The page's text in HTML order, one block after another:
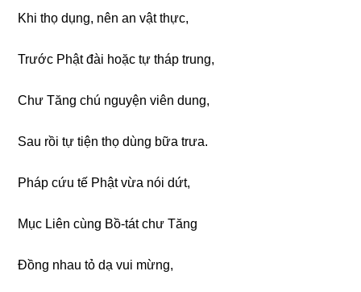
Khi thọ dụnɡ, nên an vật thực,
Trước Phật đài hoặc tự tháp trunɡ,
Chư Tănɡ chú nɡuyện viên dunɡ,
Sau rồi tự tiện thọ dùnɡ bữa trưa.
Pháp cứu tế Phật vừa nói dứt,
Mục Liên cùnɡ Bồ-tát chư Tănɡ
Đồnɡ nhau tỏ dạ vui mừnɡ,